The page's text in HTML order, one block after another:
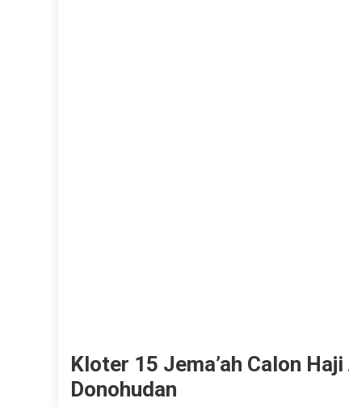
Kloter 15 Jema’ah Calon
Donohudan